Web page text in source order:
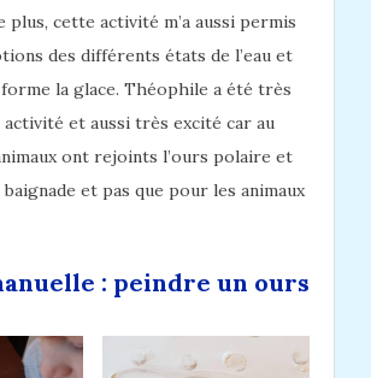
plus, cette activité m’a aussi permis
des différents états de l’eau et
la glace. Théophile a été très
et aussi très excité car au
ont rejoints l’ours polaire et
et pas que pour les animaux
: peindre un ours